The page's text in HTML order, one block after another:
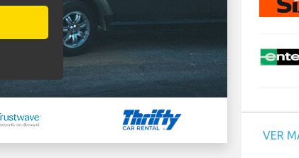
VER